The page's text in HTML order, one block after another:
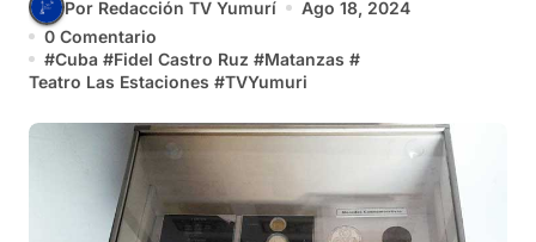
Por Redacción TV Yumurí
Ago 18, 2024
0 Comentario
#Cuba #Fidel Castro Ruz #Matanzas #
Teatro Las Estaciones #TVYumuri